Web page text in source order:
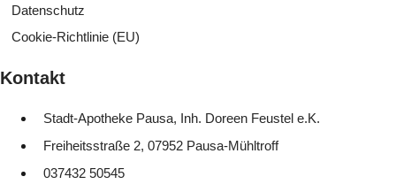
Datenschutz
Cookie-Richtlinie (EU)
Kontakt
Stadt-Apotheke Pausa, Inh. Doreen Feustel e.K.
Freiheitsstraße 2, 07952 Pausa-Mühltroff
037432 50545